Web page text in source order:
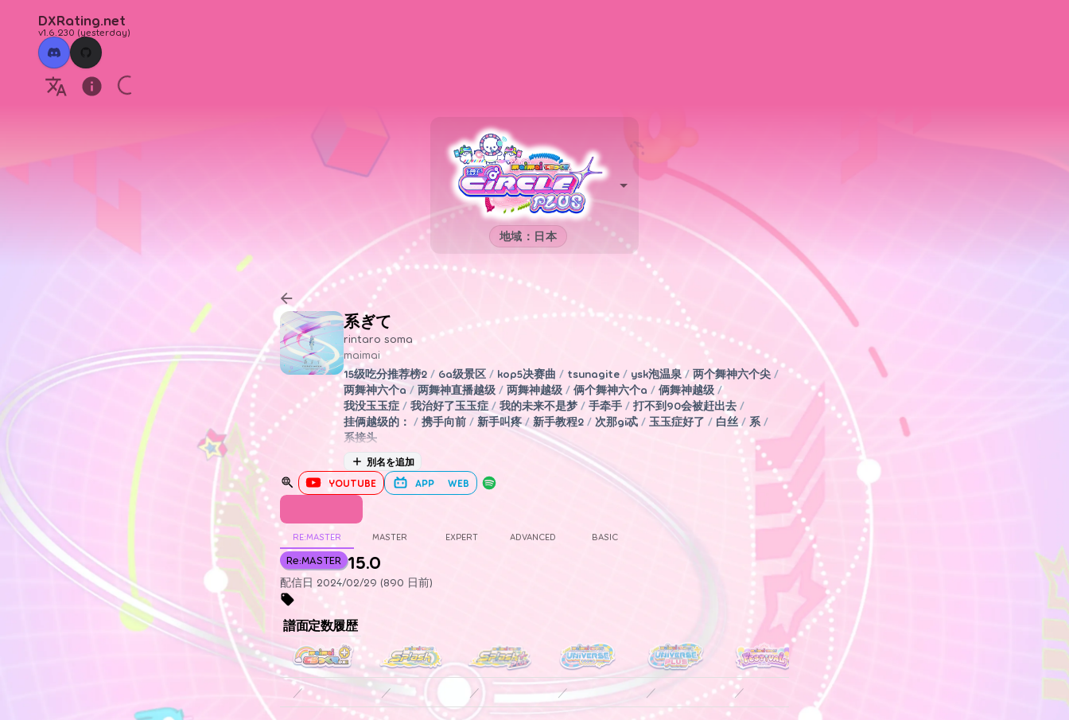
DXRating.net
v1.6.230 (yesterday)
地域：日本
系ぎて
rintaro soma
maimai
15级吃分推荐榜2 / 6a级景区 / kop5决赛曲 / tsunagite / ysk泡温泉 / 两个舞神六个尖 /
两舞神六个a / 两舞神直播越级 / 两舞神越级 / 俩个舞神六个a / 俩舞神越级 /
我没玉玉症 / 我治好了玉玉症 / 我的未来不是梦 / 手牵手 / 打不到90会被赶出去 /
挂俩越级的： / 携手向前 / 新手叫疼 / 新手教程2 / 次那gi忒 / 玉玉症好了 / 白丝 / 系 /
系接头
別名を追加
YOUTUBE APP WEB
RE:MASTER MASTER EXPERT ADVANCED BASIC
Re:MASTER 15.0
配信日 2024/02/29 (890 日前)
譜面定数履歴
／ ／ ／ ／ ／ ／ ／